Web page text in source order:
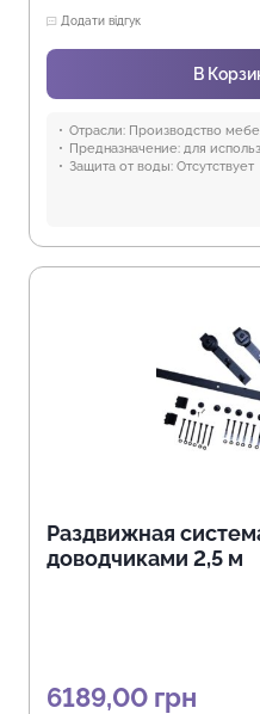
Додати відгук
В
Отрасли: Производство
Предназначение: для
Защита от воды: Отсутствует
Раздвижная
доводчиками 2,5 м
6189,00 грн